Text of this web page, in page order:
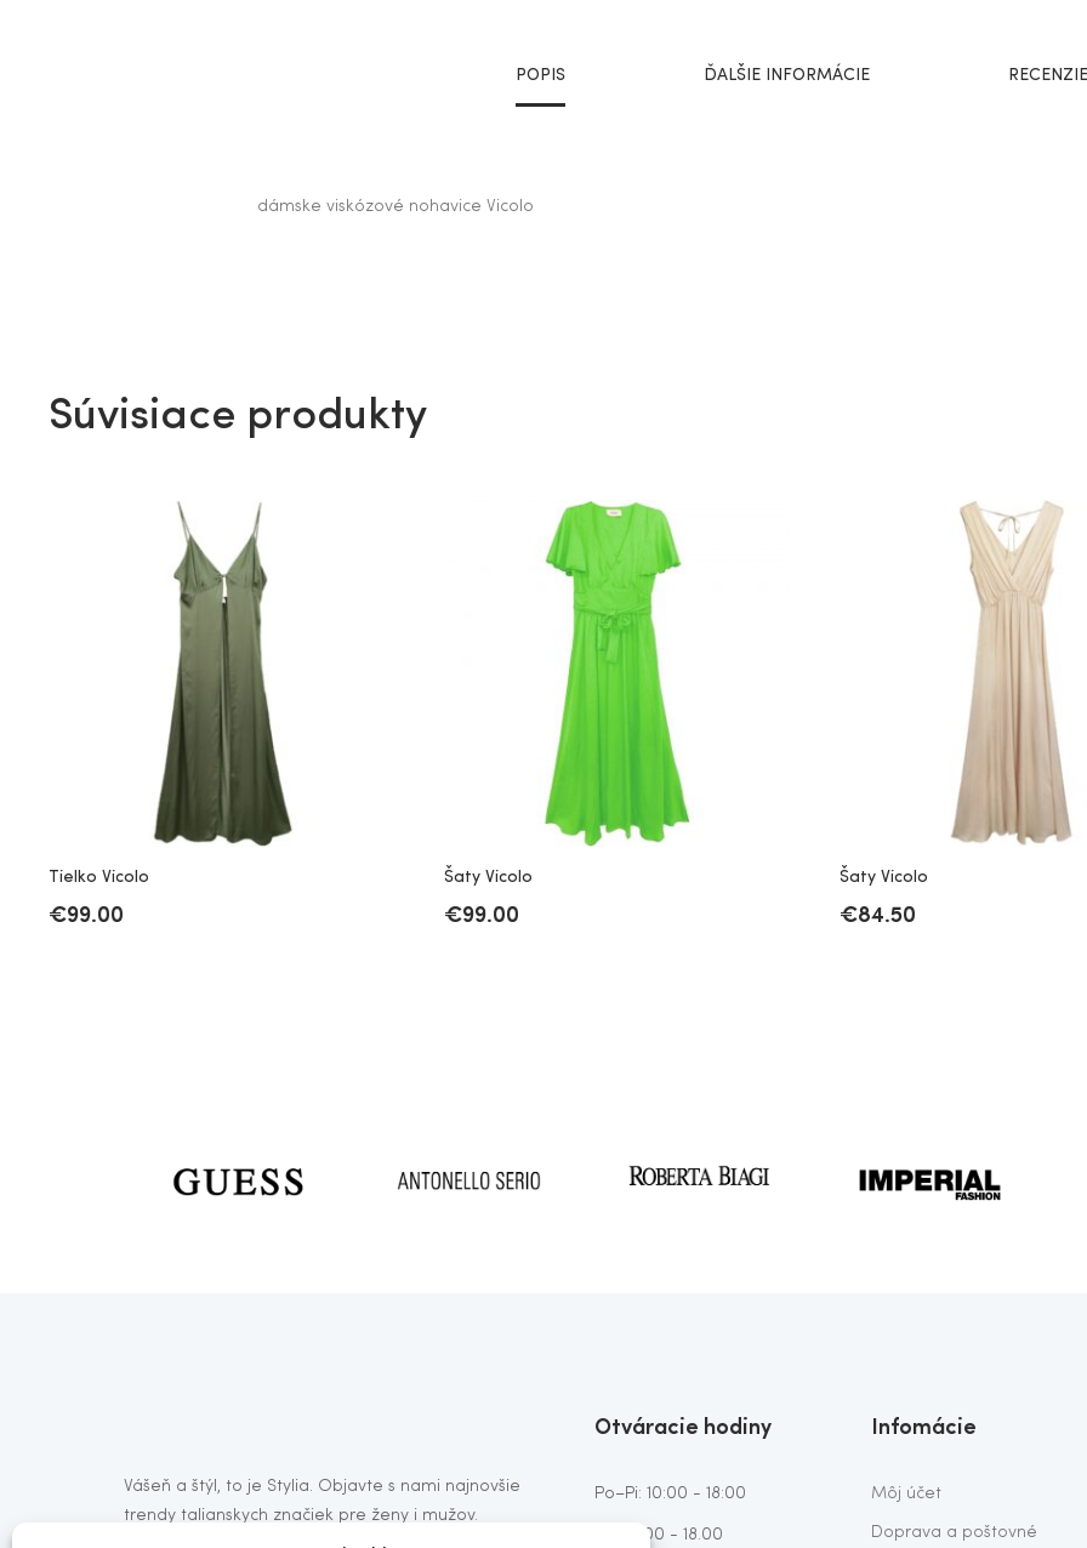
POPIS ĎALŠIE INFORMÁCIE
dámske viskózové nohavice Vicolo
Súvisiace produkty
Tielko Vicolo
€99.00
Šaty Vicolo
€99.00
Šaty Vicolo
€84.50
Vášeň a štýl, to je Stylia. Objavte s nami najnovšie
trendy talianskych značiek pre ženy i mužov.
Otváracie hodiny
Po–Pi: 10:00 - 18:00
So: 10:00 - 18.00
Infomácie
Môj účet
Doprava a poštovné